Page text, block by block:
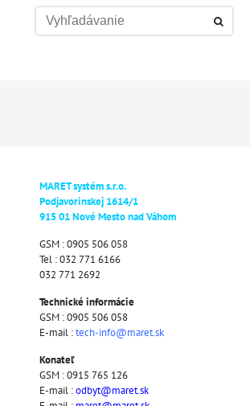
MARET systém s.r.o.
Podjavorinskej 1614/1
915 01 Nové Mesto nad Váhom
GSM : 0905 506 058
Tel : 032 771 6166
032 771 2692
Technické informácie
GSM : 0905 506 058
E-mail :tech-info@maret.sk
Konateľ
GSM : 0915 765 126
E-mail :odbyt@maret.sk